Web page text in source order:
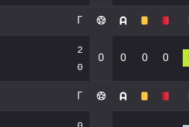
Г
2
0
0 0 0 0
Г